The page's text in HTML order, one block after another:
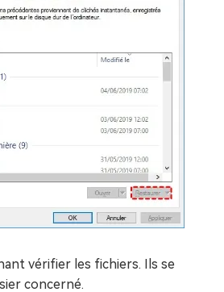
vérifier les fichiers. Ils se
concerné.